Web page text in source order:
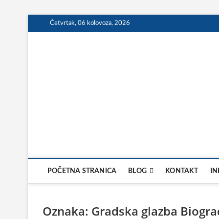
to
Četvrtak, 06 kolovoza, 2026
POČETNA STRANICA BLOG KONTAKT
Oznaka: Gradska glazba